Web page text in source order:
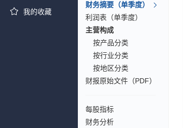
我的收藏
财务摘要（单季度）
利润表（单季度）
主营构成
按产品分类
按行业分类
按地区分类
财报原始文件（PDF）
每股指标
财务分析